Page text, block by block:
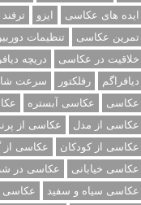
ایده های عکاسی
ایزو
تمرین عکاسی
تنظیمات
خلاقیت در عکاسی
دریچه
دیافراگم
رفلکتور سرعت
عکاسی
عکاسی آبستره
عکاسی از مدل
عکاسی از
عکاسی از کودکان
عکاسی از
عکاسی خیابانی
عکاسی در
عکاسی سیاه و سفید
عکاسی